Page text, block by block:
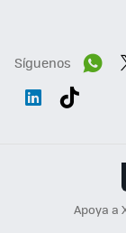
Síguenos
Apoya a